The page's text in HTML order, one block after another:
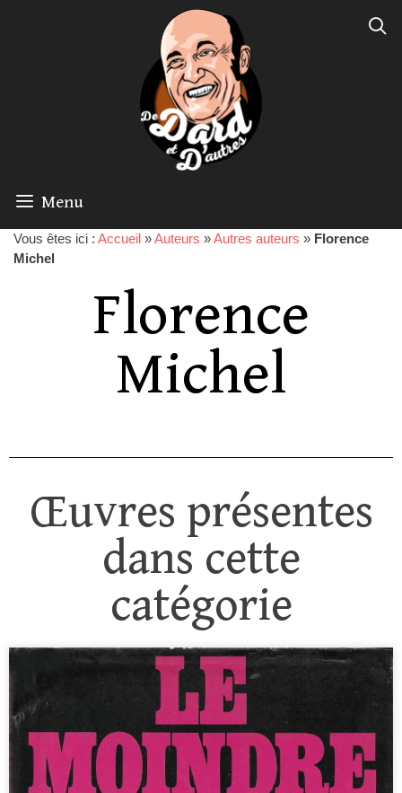
Menu
Vous êtes ici : Accueil »Auteurs »Autres auteurs » Florence
Michel
Florence
Michel
Œuvres présentes
dans cette
catégorie